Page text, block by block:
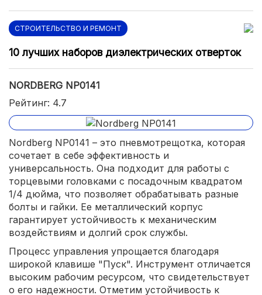
СТРОИТЕЛЬСТВО И РЕМОНТ
10 лучших наборов диэлектрических отверток
NORDBERG NP0141
Рейтинг: 4.7
Nordberg NP0141 – это пневмотрещотка, которая
сочетает в себе эффективность и
универсальность. Она подходит для работы с
торцевыми головками с посадочным квадратом
1/4 дюйма, что позволяет обрабатывать разные
болты и гайки. Ее металлический корпус
гарантирует устойчивость к механическим
воздействиям и долгий срок службы.
Процесс управления упрощается благодаря
широкой клавише "Пуск". Инструмент отличается
высоким рабочим ресурсом, что свидетельствует
о его надежности. Отметим устойчивость к